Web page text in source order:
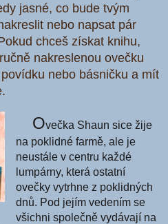
jasné, co bude tvým
nebo napsat pár
chceš získat knihu,
nakreslenou ovečku
nebo básničku a mít
Ovečka Shaun sice žije
na poklidné farmě, ale je
neustále v centru každé
lumpárny, která ostatní
ovečky vytrhne z poklidných
dnů. Pod jejím vedením se
všichni společně vydávají na